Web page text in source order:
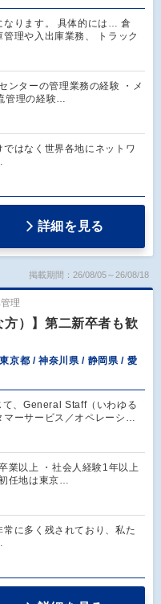
なります。 具体的には… 倉
理や入出庫業務、 トラック
ンターの管理業務の経験 ・メ
管理の経験…
はなく世界各地にネットワ
詳細を見る
掲載期間：26/08/05～26/08/18
理
方）】第二新卒者も歓
京都 / 神奈川県 / 静岡県 / 愛
、General Staff（いわゆる
マーサービス／オペレーシ…
業以上 ・社会人経験1年以上
任地は東京…
に多く残されており、私た